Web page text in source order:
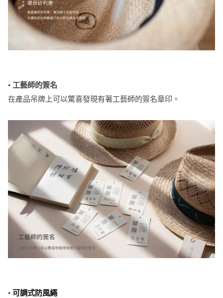
• 工藝師的簽名
在產品吊牌上可以驚喜發現有著工藝師的簽名章印。
• 可調式防風繩